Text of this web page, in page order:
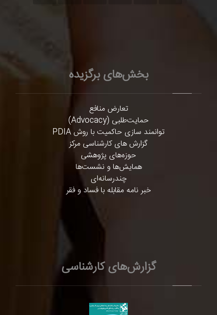
بخش‌های برگزیده
تعارض منافع
حمایت‌طلبی (Advocacy)
توانمند سازی حاکمیت با روش PDIA
گزارش های کارشناسی مرکز
حوزه‌های پژوهشی
همایش‌ها و نشست‌ها
چندرسانه‌ای
خبر نامه مقابله با فساد و فقر
گزارش‌های کارشناسی